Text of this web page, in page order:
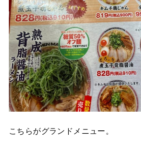
こちらがグランドメニュー。